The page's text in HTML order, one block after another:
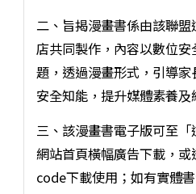
二、旨揭漫畫書係由該聯
店共同製作，內容以數位
題，透過漫畫形式，引導
安全知能，提升媒體素養及
三、該漫畫書電子版可至
網站首頁橫幅廣告下載，
code下載使用；如有實體